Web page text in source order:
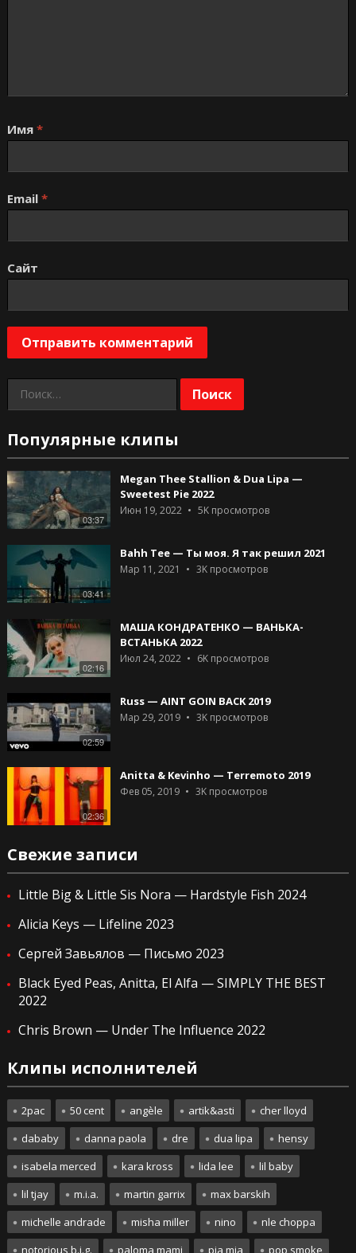
Имя *
Email *
Сайт
Найти:
Популярные клипы
03:37
Megan Thee Stallion & Dua Lipa —
Sweetest Pie 2022
Июн 19, 2022 5Kпросмотров
03:41
Bahh Tee — Ты моя. Я так решил 2021
Мар 11, 2021 3Kпросмотров
02:16
МАША КОНДРАТЕНКО — ВАНЬКА-
ВСТАНЬКА 2022
Июл 24, 2022 6Kпросмотров
02:59
Russ — AINT GOIN BACK 2019
Мар 29, 2019 3Kпросмотров
02:36
Anitta & Kevinho — Terremoto 2019
Фев 05, 2019 3Kпросмотров
Свежие записи
Little Big & Little Sis Nora — Hardstyle Fish 2024
Alicia Keys — Lifeline 2023
Сергей Завьялов — Письмо 2023
Black Eyed Peas, Anitta, El Alfa — SIMPLY THE BEST
2022
Chris Brown — Under The Influence 2022
Клипы исполнителей
2pac 50 cent angèle artik&asti
cher lloyd
dababy
danna paola dre dua lipa
hensy
isabela merced
kara kross lida lee
lil baby
lil tjay
m.i.a. martin garrix
max barskih
michelle andrade
misha miller nino
nle choppa
notorious b.i.g.
paloma mami pia mia pop smoke